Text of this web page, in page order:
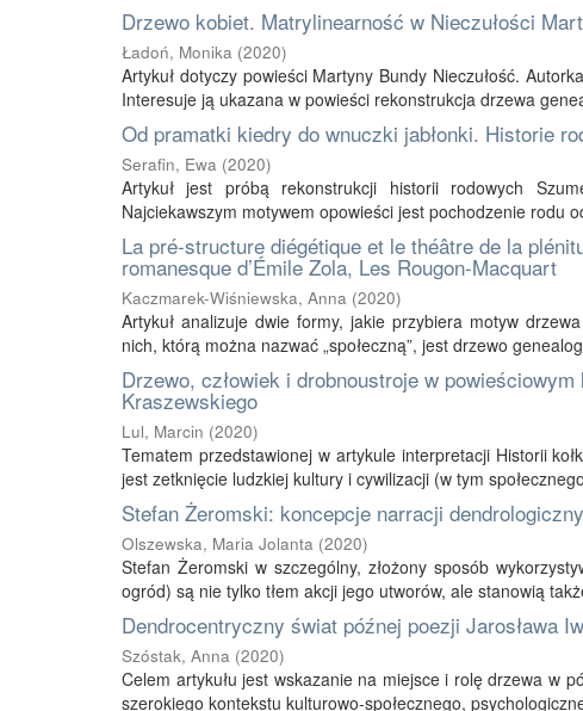
Drzewo kobiet. Matrylinearność w Nieczułości
Ładoń, Monika (2020)
Artykuł dotyczy powieści Martyny Bundy Nieczułość.
Interesuje ją ukazana w powieści rekonstrukcja drzewa
Od pramatki kiedry do wnuczki jabłonki. Historie
Serafin, Ewa (2020)
Artykuł jest próbą rekonstrukcji historii rodowych
Najciekawszym motywem opowieści jest pochodzenie rodu
La pré-structure diégétique et le théâtre de la
romanesque d’Émile Zola, Les Rougon-Macquart
Kaczmarek-Wiśniewska, Anna (2020)
Artykuł analizuje dwie formy, jakie przybiera motyw
nich, którą można nazwać „społeczną”, jest drzewo
Drzewo, człowiek i drobnoustroje w
Kraszewskiego
Lul, Marcin (2020)
Tematem przedstawionej w artykule interpretacji Historii
jest zetknięcie ludzkiej kultury i cywilizacji (w tym
Stefan Żeromski: koncepcje narracji
Olszewska, Maria Jolanta (2020)
Stefan Żeromski w szczególny, złożony sposób
ogród) są nie tylko tłem akcji jego utworów, ale stanowią
Dendrocentryczny świat późnej poezji Jarosława
Szóstak, Anna (2020)
Celem artykułu jest wskazanie na miejsce i rolę drzewa w
szerokiego kontekstu kulturowo-społecznego,